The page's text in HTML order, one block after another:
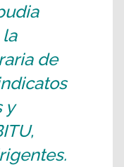
de
y